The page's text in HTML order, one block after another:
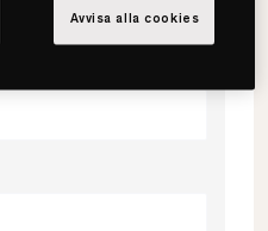
Avvisa alla cookies